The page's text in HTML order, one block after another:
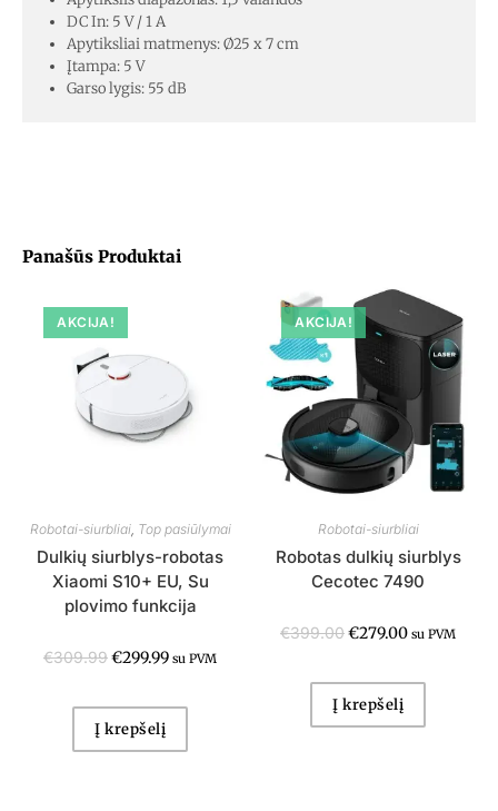
Panašūs Produktai
AKCIJA!
Robotai-siurbliai, Top pasiūlymai
Dulkių siurblys-robotas
Xiaomi S10+ EU, Su
plovimo funkcija
€309.99€299.99 su PVM
Į krepšelį
AKCIJA!
Robotai-siurbliai
Robotas dulkių siurblys
Cecotec 7490
€399.00€279.00 su PVM
Į krepšelį
DC In: 5 V / 1 A
Apytiksliai matmenys: Ø25 x 7 cm
Įtampa: 5 V
Garso lygis: 55 dB